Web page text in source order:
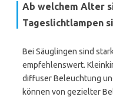
Ab welchem Alter
Tageslichtlampen
Bei Säuglingen sind
empfehlenswert.
diffuser Beleuchtung
können von gezielter